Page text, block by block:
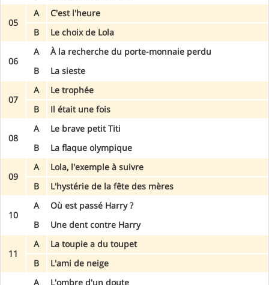
05
A
C'est l'heure
B
Le choix de Lola
06
A
À la recherche du porte-monnaie perdu
B
La sieste
07
A
Le trophée
B
Il était une fois
08
A
Le brave petit Titi
B
La flaque olympique
09
A
Lola, l'exemple à suivre
B
L'hystérie de la fête des mères
10
A
Où est passé Harry ?
B
Une dent contre Harry
11
A
La toupie a du toupet
B
L'ami de neige
A
L'ombre d'un doute